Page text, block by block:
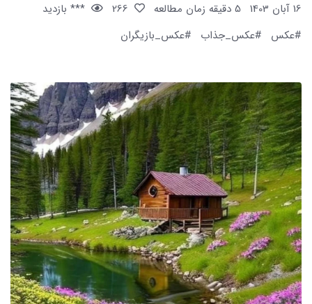
16 آبان 1403
5 دقیقه زمان مطالعه
*** بازدید
#عکس
#عکس_جذاب #عکس_بازیگران